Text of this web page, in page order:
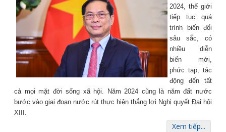
2024, thế giới
tiếp tục quá
trình biến đổi
sâu sắc, có
nhiều diễn
biến mới,
phức tạp, tác
động đến tất
cả mọi mặt đời sống xã hội. Năm 2024 cũng là năm đất nước
bước vào giai đoạn nước rút thực hiện thắng lợi Nghị quyết Ðại hội
XIII.
Xem tiếp...